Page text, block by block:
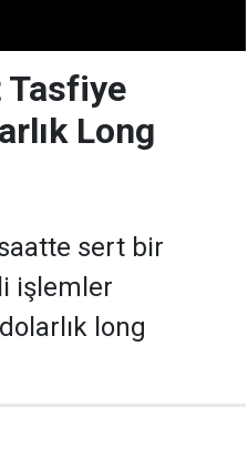
Tasfiye
Long
sert bir
işlemler
long